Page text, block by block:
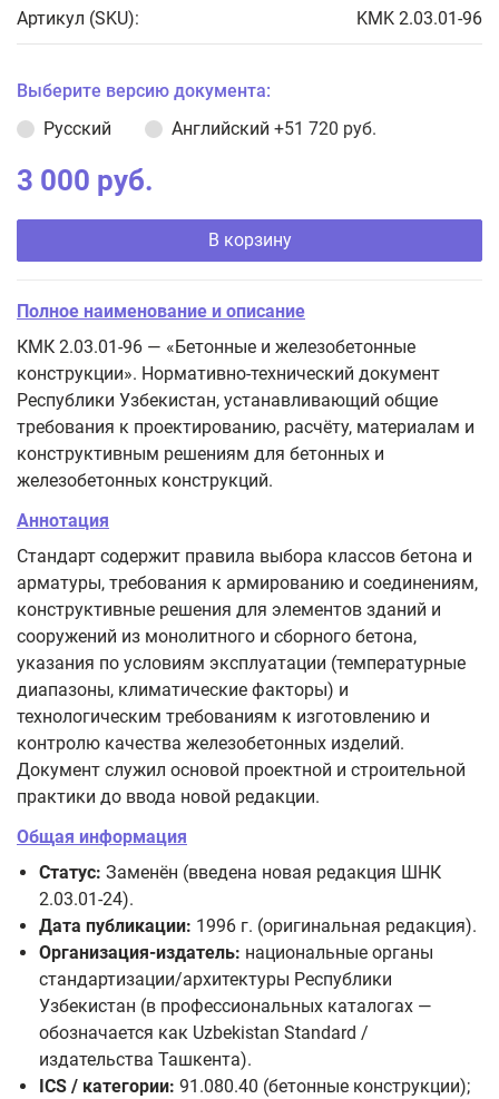
Артикул (SKU): KMK 2.03.01-96
Выберите версию документа:
Русский
Английский +51 720 руб.
3 000 руб.
В корзину
Полное наименование и описание
КМК 2.03.01-96 — «Бетонные и железобетонные
конструкции». Нормативно-технический документ
Республики Узбекистан, устанавливающий общие
требования к проектированию, расчёту, материалам и
конструктивным решениям для бетонных и
железобетонных конструкций.
Аннотация
Стандарт содержит правила выбора классов бетона и
арматуры, требования к армированию и соединениям,
конструктивные решения для элементов зданий и
сооружений из монолитного и сборного бетона,
указания по условиям эксплуатации (температурные
диапазоны, климатические факторы) и
технологическим требованиям к изготовлению и
контролю качества железобетонных изделий.
Документ служил основой проектной и строительной
практики до ввода новой редакции.
Общая информация
Статус: Заменён (введена новая редакция ШНК
2.03.01-24).
Дата публикации: 1996 г. (оригинальная редакция).
Организация-издатель: национальные органы
стандартизации/архитектуры Республики
Узбекистан (в профессиональных каталогах —
обозначается как Uzbekistan Standard /
издательства Ташкента).
ICS / категории: 91.080.40 (бетонные конструкции);